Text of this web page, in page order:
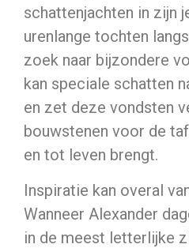
schattenjachten in zijn
urenlange tochten
zoek naar bijzondere
kan speciale schatten
en zet deze vondsten
bouwstenen voor de
en tot leven brengt.
Inspiratie kan overal
Wanneer Alexander
in de meest letterlijke